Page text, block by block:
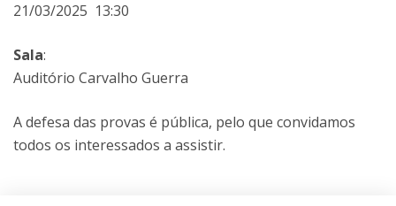
21/03/2025 13:30
Sala:
Auditório Carvalho Guerra
A defesa das provas é pública, pelo que convidamos
todos os interessados a assistir.